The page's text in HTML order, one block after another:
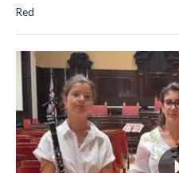
Red